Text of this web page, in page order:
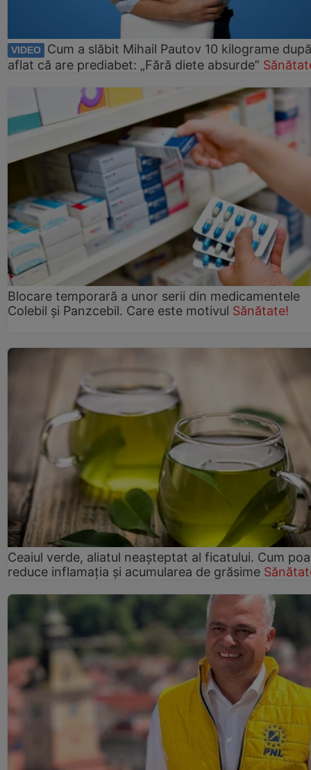
VIDEO
Cum a slăbit Mihail Pautov 10 kilograme
aflat că are prediabet: „Fără diete absurde”
Blocare temporară a unor serii din medicamentele
Colebil și Panzcebil. Care este motivul Sănătate!
Ceaiul verde, aliatul neașteptat al ficatului. Cum
reduce inflamația și acumularea de grăsime